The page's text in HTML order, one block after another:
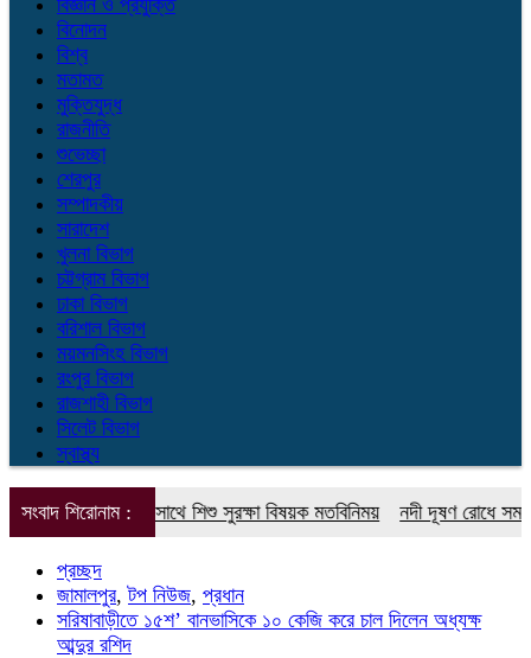
বিজ্ঞান ও প্রযুক্তি
বিনোদন
বিশ্ব
মতামত
মুক্তিযুদ্ধ
রাজনীতি
শুভেচ্ছা
শেরপুর
সম্পাদকীয়
সারাদেশ
খুলনা বিভাগ
চট্টগ্রাম বিভাগ
ঢাকা বিভাগ
বরিশাল বিভাগ
ময়মনসিংহ বিভাগ
রংপুর বিভাগ
রাজশাহী বিভাগ
সিলেট বিভাগ
স্বাস্থ্য
সংবাদ শিরোনাম :
নেতৃবৃন্দের সাথে শিশু সুরক্ষা বিষয়ক মতবিনিময় নদী দূষণ রোধে সমন্বিত
প্রচ্ছদ
জামালপুর,টপ নিউজ, প্রধান
সরিষাবাড়ীতে ১৫শ’ বানভাসিকে ১০ কেজি করে চাল দিলেন অধ্যক্ষ
আব্দুর রশিদ